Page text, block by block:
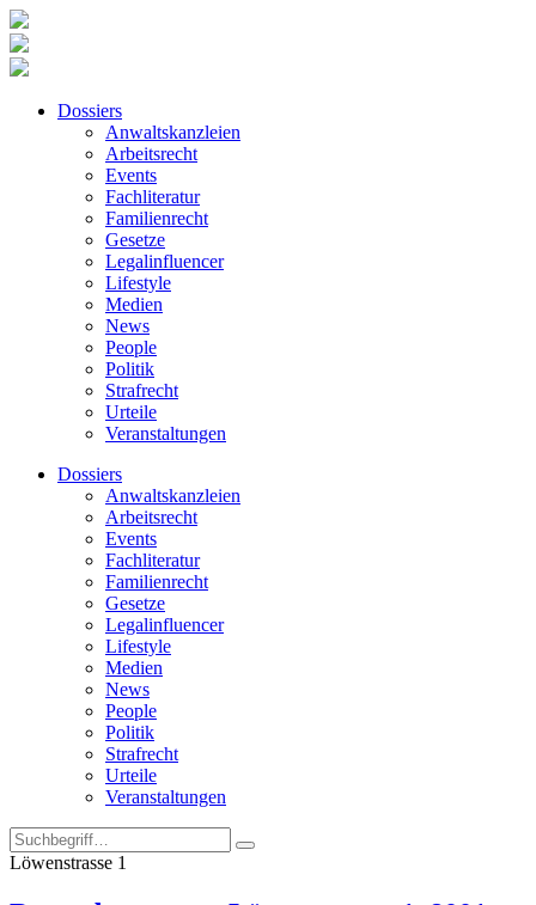
Dossiers
Anwaltskanzleien
Arbeitsrecht
Events
Fachliteratur
Familienrecht
Gesetze
Legalinfluencer
Lifestyle
Medien
News
People
Politik
Strafrecht
Urteile
Veranstaltungen
Dossiers
Anwaltskanzleien
Arbeitsrecht
Events
Fachliteratur
Familienrecht
Gesetze
Legalinfluencer
Lifestyle
Medien
News
People
Politik
Strafrecht
Urteile
Veranstaltungen
Löwenstrasse 1